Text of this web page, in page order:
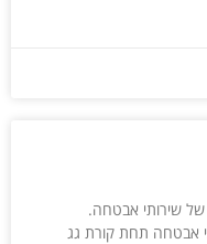
של שירותי אבטחה.
אבטחה תחת קורת גג